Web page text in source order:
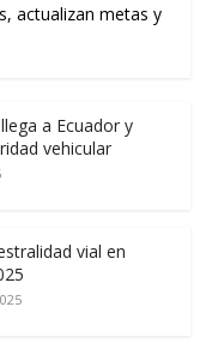
actualizan metas y
a Ecuador y
vehicular
vial en